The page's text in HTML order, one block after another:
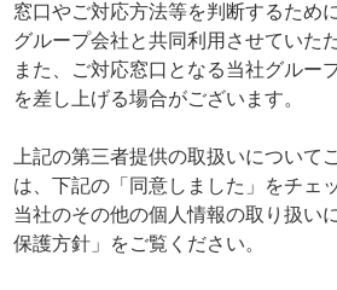
窓口やご対応方法等を判断するため
グループ会社と共同利用させていた
また、ご対応窓口となる当社グルー
を差し上げる場合がございます。
上記の第三者提供の取扱いについて
は、下記の「同意しました」をチェ
当社のその他の個人情報の取り扱い
保護方針」をご覧ください。